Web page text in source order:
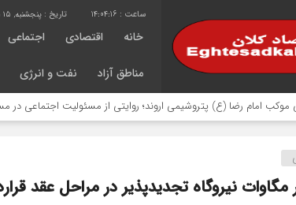
14:04:16 تاریخ : پنجشنبه, ۱۵ مرداد , ۱۴۰۵
خانه اقتصادی اجتماعی
مناطق آزاد نفت و انرژی
(ع) پتروشیمی اروند؛ روایتی از مسئولیت اجتماعی در مسیر اربعین